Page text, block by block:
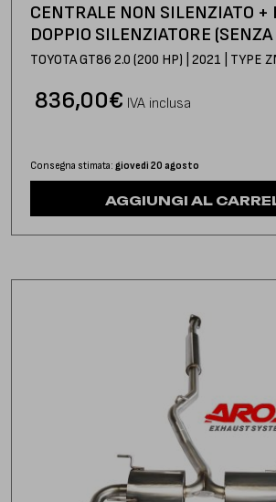
CENTRALE NON SILENZIATO +
DOPPIO SILENZIATORE
TOYOTA GT86 2.0 (200 HP) | 2021 | TYPE
€
836,00 IVA inclusa
Consegna stimata: giovedì 20 agosto
AGGIUNGI AL